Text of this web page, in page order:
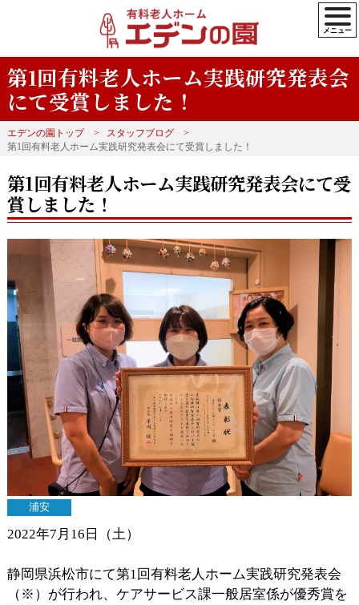
第1回有料老人ホーム実践研究発表会
にて受賞しました！
エデンの園トップ
スタッフブログ
第1回有料老人ホーム実践研究発表会にて受賞しました！
第1回有料老人ホーム実践研究発表会にて受
賞しました！
浦安
2022年7月16日（土）
静岡県浜松市にて第1回有料老人ホーム実践研究発表会
（※）が行われ、ケアサービス課一般居室係が優秀賞を